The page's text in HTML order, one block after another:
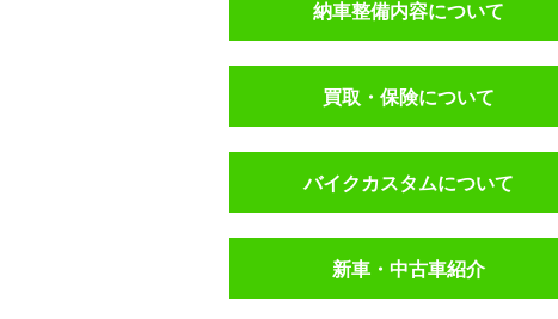
納車整備内容について
買取・保険について
バイクカスタムについて
新車・中古車紹介